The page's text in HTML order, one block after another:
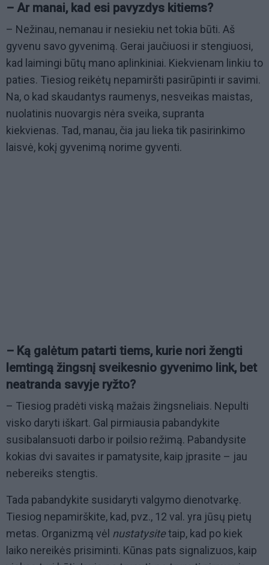
– Ar manai, kad esi pavyzdys kitiems?
– Nežinau, nemanau ir nesiekiu net tokia būti. Aš
gyvenu savo gyvenimą. Gerai jaučiuosi ir stengiuosi,
kad laimingi būtų mano aplinkiniai. Kiekvienam linkiu to
paties. Tiesiog reikėtų nepamiršti pasirūpinti ir savimi.
Na, o kad skaudantys raumenys, nesveikas maistas,
nuolatinis nuovargis nėra sveika, supranta
kiekvienas. Tad, manau, čia jau lieka tik pasirinkimo
laisvė, kokį gyvenimą norime gyventi.
– Ką galėtum patarti tiems, kurie nori žengti
lemtingą žingsnį sveikesnio gyvenimo link, bet
neatranda savyje ryžto?
– Tiesiog pradėti viską mažais žingsneliais. Nepulti
visko daryti iškart. Gal pirmiausia pabandykite
susibalansuoti darbo ir poilsio režimą. Pabandysite
kokias dvi savaites ir pamatysite, kaip įprasite – jau
nebereiks stengtis.
Tada pabandykite susidaryti valgymo dienotvarkę.
Tiesiog nepamirškite, kad, pvz., 12 val. yra jūsų pietų
metas. Organizmą vėl nustatysitetaip, kad po kiek
laiko nereikės prisiminti. Kūnas pats signalizuos, kaip